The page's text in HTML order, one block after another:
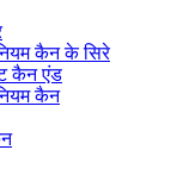
कैन के सिरे
कैन एंड
कैन